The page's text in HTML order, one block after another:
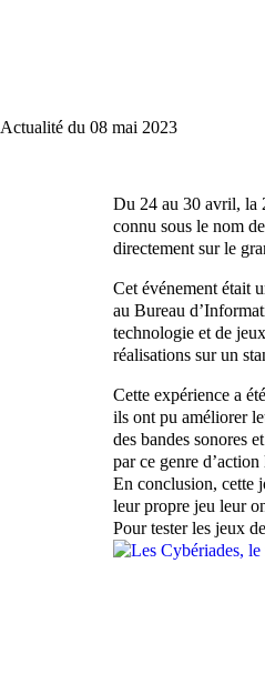
Actualité du 08 mai 2023
Du 24 au 30 avril, la
connu sous le nom
directement sur le
Cet événement était
au Bureau
technologie et de
réalisations sur un
Cette expérience a
ils ont pu améliorer
des bandes sonores
par ce genre
En conclusion, cette
leur propre jeu leur
Pour tester les jeux